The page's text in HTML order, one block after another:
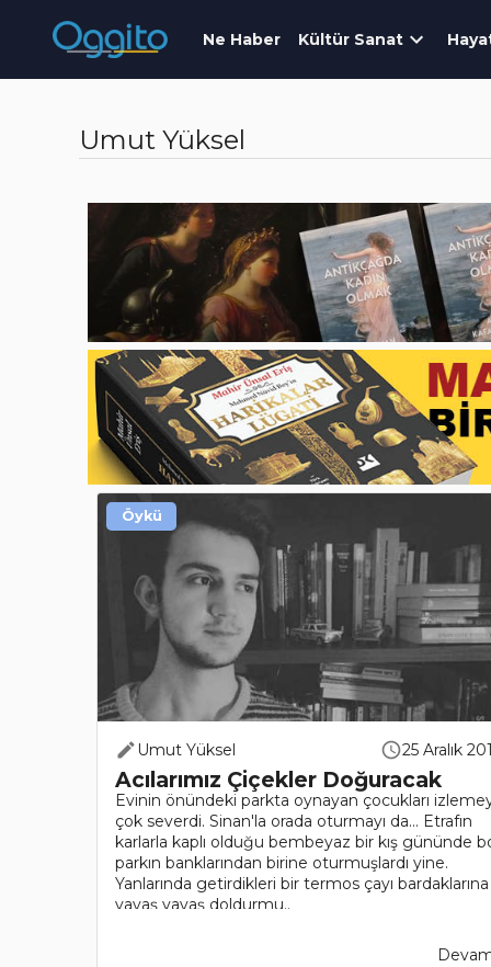
Ne Haber Kültür Sanat
Umut Yüksel
Umut Yüksel 25 Aralık
Acılarımız Çiçekler Doğuracak
Evinin önündeki parkta oynayan çocukları
çok severdi. Sinan'la orada oturmayı da... Etrafın
karlarla kaplı olduğu bembeyaz bir kış gününde
parkın banklarından birine oturmuşlardı yine.
Yanlarında getirdikleri bir termos çayı bardaklarına
yavaş yavaş doldurmu..
Öykü